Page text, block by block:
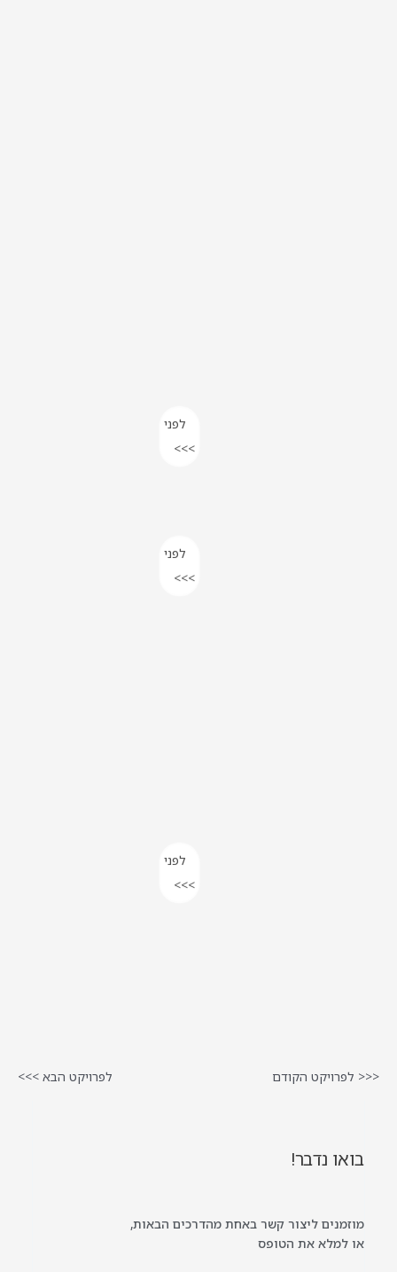
לפני
>>>
לפני
>>>
לפני
>>>
<<< לפרויקט הקודם לפרויקט הבא >>>
בואו נדבר!
מוזמנים ליצור קשר באחת מהדרכים הבאות,
או למלא את הטופס